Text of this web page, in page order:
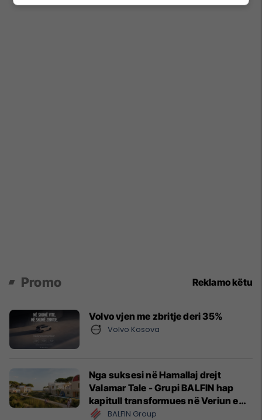
Promo Reklamo këtu
Volvo vjen me zbritje deri 35%
Volvo Kosova
Nga suksesi në Hamallaj drejt
Valamar Tale - Grupi BALFIN hap
kapitull transformues në Veriun e
Shqipërisë
BALFIN Group